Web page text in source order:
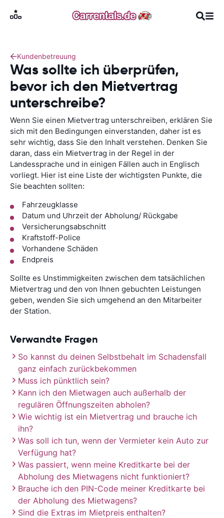
Kundenbetreuung
Was sollte ich überprüfen,
bevor ich den Mietvertrag
unterschreibe?
Wenn Sie einen Mietvertrag unterschreiben, erklären Sie
sich mit den Bedingungen einverstanden, daher ist es
sehr wichtig, dass Sie den Inhalt verstehen. Denken Sie
daran, dass ein Mietvertrag in der Regel in der
Landessprache und in einigen Fällen auch in Englisch
vorliegt. Hier ist eine Liste der wichtigsten Punkte, die
Sie beachten sollten:
Fahrzeugklasse
Datum und Uhrzeit der Abholung/ Rückgabe
Versicherungsabschnitt
Kraftstoff-Police
Vorhandene Schäden
Endpreis
Sollte es Unstimmigkeiten zwischen dem tatsächlichen
Mietvertrag und den von Ihnen gebuchten Leistungen
geben, wenden Sie sich umgehend an den Mitarbeiter
der Station.
Verwandte Fragen
So kannst du deinen Selbstbehalt im Schadensfall
ganz einfach zurückbekommen
Muss ich pünktlich sein?
Kann ich den Mietwagen auch außerhalb der
regulären Öffnungszeiten abholen?
Wie wichtig ist ein Mietvertrag und brauche ich
ihn?
Was soll ich tun, wenn der Vermieter kein Auto zur
Verfügung hat?
Was passiert, wenn meine Kreditkarte bei der
Abholung des Mietwagens nicht funktioniert?
Brauche ich den PIN-Code meiner Kreditkarte bei
der Abholung des Mietwagens?
Sind die Extras im Mietpreis enthalten?